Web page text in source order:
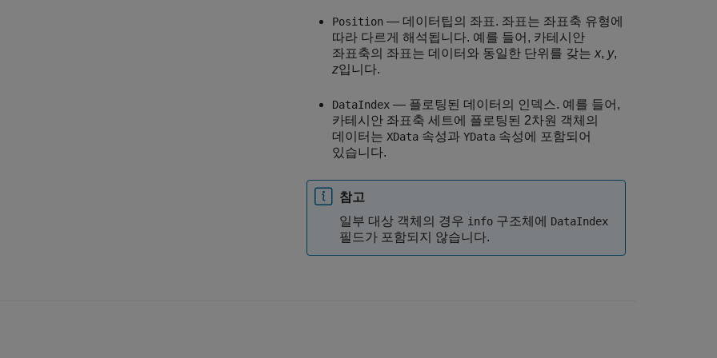
Position — 데이터팁의 좌표. 좌표는 좌표축 유형에
따라 다르게 해석됩니다. 예를 들어, 카테시안
좌표축의 좌표는 데이터와 동일한 단위를 갖는 x, y,
z입니다.
DataIndex — 플로팅된 데이터의 인덱스. 예를 들어,
카테시안 좌표축 세트에 플로팅된 2차원 객체의
데이터는 XData 속성과 YData 속성에 포함되어
있습니다.
참고
일부 대상 객체의 경우 info 구조체에 DataIndex
필드가 포함되지 않습니다.